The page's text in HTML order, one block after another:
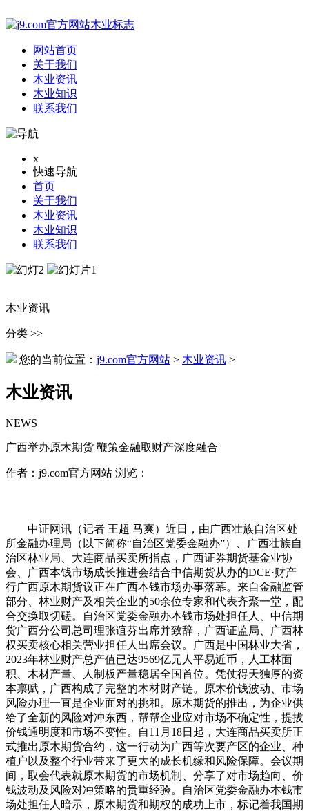
网站首页
关于我们
木业资讯
木业知识
联系我们
x
快速导航
首页
关于我们
木业资讯
木业知识
联系我们
木业资讯
分类 >>
您的当前位置： j9.com官方网站 > 木业资讯 >
木业资讯
NEWS
广西举办原木期货 鞭策金融取财产深度融合
作者：j9.com官方网站 浏览：
中证网讯（记者 王超 马爽）近日，由广西壮族自治区处
所金融办理局（以下简称“自治区党委金融办”）、广西壮族自
治区林业局、大连商品买卖所指点，广西证券期货基金业协
会、广西本钱市场成长推进会结合中信期货从办的DCE·财产
行广西原木期货议正在广西本钱市场办事落幕。来自金融监管
部分、林业财产及相关企业的50余位专家和代表齐聚一堂，配
合交换取切磋。自治区党委金融办本钱市场处担任人、中信期
货广西分公司总司理张谊芬出席并致辞，广西证监局、广西林
权买卖核心相关营业担任人出席会议。广西是中国林业大省，
2023年林业财产总产值已达9569亿元人平易近币，人工林面
积、木材产量、人制板产量稳居全国首位。凭仗得天独厚的资
本禀赋，广西构成了完整的木材财产链。原木价钱波动、市场
风险办理一直是企业面对的挑和。原木期货的推出，为企业供
给了全新的风险对冲东西，帮帮企业应对市场不确定性，提拔
价钱通明度和市场不变性。自11月18日起，大连商品买卖所正
式推出原木期货合约，这一行动为广西等次要产区的企业、种
植户以及整个行业带来了更大的成长机缘和风险保障。会议期
间，取会代表就原木期货的市场机制、分享了对市场趋向、价
钱波动及风险对冲策略的贵重经验。自治区党委金融办本钱市
场处担任人暗示，原木期货和期权的成功上市，标记着我国期